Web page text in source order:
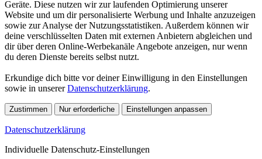
Geräte. Diese nutzen wir zur laufenden Optimierung unserer
Website und um dir personalisierte Werbung und Inhalte anzuzeigen
sowie zur Analyse der Nutzungsstatistiken. Außerdem können wir
deine verschlüsselten Daten mit externen Anbietern abgleichen und
dir über deren Online-Werbekanäle Angebote anzeigen, nur wenn
du deren Dienste bereits selbst nutzt.
Erkundige dich bitte vor deiner Einwilligung in den Einstellungen
sowie in unsererDatenschutzerklärung.
Zustimmen Nur erforderliche Einstellungen anpassen
Datenschutzerklärung
Individuelle Datenschutz-Einstellungen